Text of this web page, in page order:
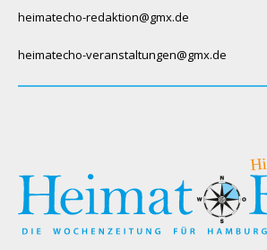
heimatecho-redaktion@gmx.de
heimatecho-veranstaltungen@gmx.de